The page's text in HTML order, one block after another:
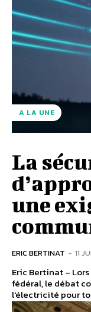
A LA UNE
La
une
ERIC BERTINAT - 11
Eric Bertinat –
fédéral, le débat
l'électricité pour